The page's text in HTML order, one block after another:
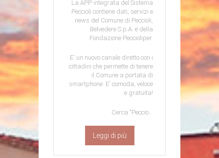
La APP integrata del Sistema
Peccioli contiene dati, servizi e
news del Comune di Peccioli,
Belvedere S.p.A. e della
Fondazione Peccioliper.
E' un nuovo canale diretto con i
cittadini che permette di tenere
il Comune a portata di
smartphone. E' comoda, veloce
e gratuita!
Cerca "Peccio...
Leggi di più